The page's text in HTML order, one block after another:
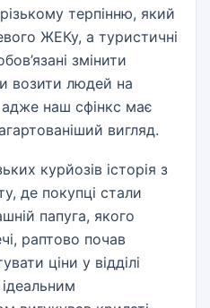
терпінню, який
ЖЕКу, а туристичні
змінити
возити людей на
адже наш сфінкс має
вигляд.
курйозів історія з
де покупці стали
папуга, якого
раптово почав
ціни у відділі